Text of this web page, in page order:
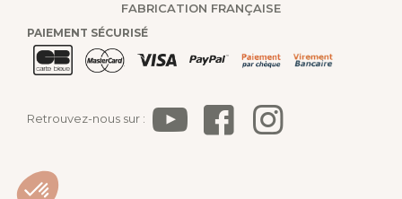
FABRICATION FRANÇAISE
PAIEMENT SÉCURISÉ
Retrouvez-nous sur :